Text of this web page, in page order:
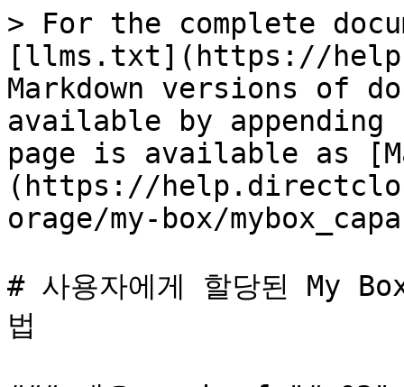
> For the complete
[llms.txt](https://
Markdown versions of
available by
page is available as
(https://
orage/my-box/
# 사용자에게 할당된 My
법